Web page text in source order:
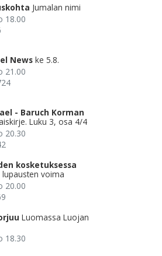
Jumalan nimi
18.00
News ke 5.8.
21.00
- Baruch Korman
Luku 3, osa 4/4
20.30
kosketuksessa
lupausten voima
20.00
Luomassa Luojan
18.30